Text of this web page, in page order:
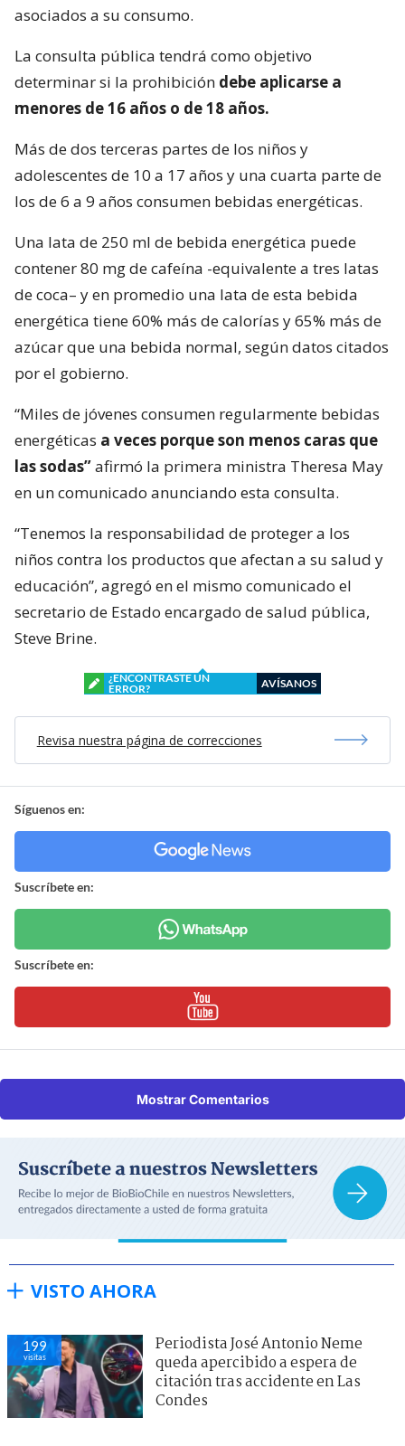
asociados a su consumo.
La consulta pública tendrá como objetivo
determinar si la prohibición debe aplicarse a
menores de 16 años o de 18 años.
Más de dos terceras partes de los niños y
adolescentes de 10 a 17 años y una cuarta parte de
los de 6 a 9 años consumen bebidas energéticas.
Una lata de 250 ml de bebida energética puede
contener 80 mg de cafeína -equivalente a tres latas
de coca– y en promedio una lata de esta bebida
energética tiene 60% más de calorías y 65% más de
azúcar que una bebida normal, según datos citados
por el gobierno.
“Miles de jóvenes consumen regularmente bebidas
energéticas a veces porque son menos caras que
las sodas”afirmó la primera ministra Theresa May
en un comunicado anunciando esta consulta.
“Tenemos la responsabilidad de proteger a los
niños contra los productos que afectan a su salud y
educación”, agregó en el mismo comunicado el
secretario de Estado encargado de salud pública,
Steve Brine.
¿ENCONTRASTE UN
ERROR?
AVÍSANOS
Revisa nuestra página de correcciones
Síguenos en:
Suscríbete en:
Suscríbete en:
Mostrar Comentarios
VISTO AHORA
199
visitas
Periodista José Antonio Neme
queda apercibido a espera de
citación tras accidente en Las
Condes